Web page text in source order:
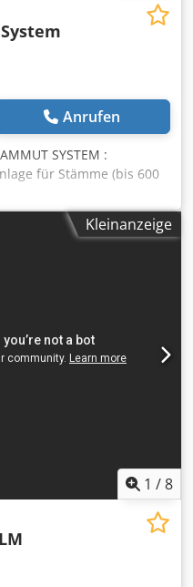
Anrufen
SYSTEM :
für Stämme (bis 600
von Prismen, Fluss-
und
VOLLSTÄNDIGKleinanzeige
1 /8